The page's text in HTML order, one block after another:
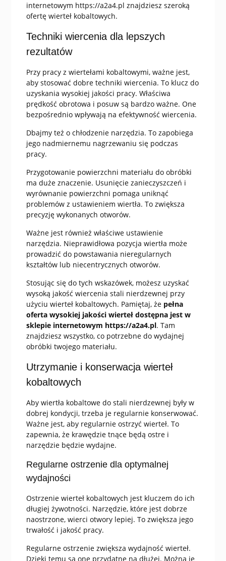
internetowym https://a2a4.pl znajdziesz szeroką
ofertę wierteł kobaltowych.
Techniki wiercenia dla lepszych
rezultatów
Przy pracy z wiertełami kobaltowymi, ważne jest,
aby stosować dobre techniki wiercenia. To klucz do
uzyskania wysokiej jakości pracy. Właściwa
prędkość obrotowa i posuw są bardzo ważne. One
bezpośrednio wpływają na efektywność wiercenia.
Dbajmy też o chłodzenie narzędzia. To zapobiega
jego nadmiernemu nagrzewaniu się podczas
pracy.
Przygotowanie powierzchni materiału do obróbki
ma duże znaczenie. Usunięcie zanieczyszczeń i
wyrównanie powierzchni pomaga uniknąć
problemów z ustawieniem wiertła. To zwiększa
precyzję wykonanych otworów.
Ważne jest również właściwe ustawienie
narzędzia. Nieprawidłowa pozycja wiertła może
prowadzić do powstawania nieregularnych
kształtów lub niecentrycznych otworów.
Stosując się do tych wskazówek, możesz uzyskać
wysoką jakość wiercenia stali nierdzewnej przy
użyciu wierteł kobaltowych. Pamiętaj, że pełna
oferta wysokiej jakości wierteł dostępna jest w
sklepie internetowym https://a2a4.pl. Tam
znajdziesz wszystko, co potrzebne do wydajnej
obróbki twojego materiału.
Utrzymanie i konserwacja wierteł
kobaltowych
Aby wiertła kobaltowe do stali nierdzewnej były w
dobrej kondycji, trzeba je regularnie konserwować.
Ważne jest, aby regularnie ostrzyć wierteł. To
zapewnia, że krawędzie tnące będą ostre i
narzędzie będzie wydajne.
Regularne ostrzenie dla optymalnej
wydajności
Ostrzenie wierteł kobaltowych jest kluczem do ich
długiej żywotności. Narzędzie, które jest dobrze
naostrzone, wierci otwory lepiej. To zwiększa jego
trwałość i jakość pracy.
Regularne ostrzenie zwiększa wydajność wierteł.
Dzięki temu są one przydatne na dłużej. Można je